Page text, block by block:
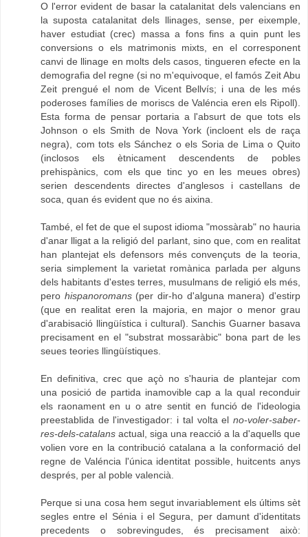
O l'error evident de basar la catalanitat dels valencians en
la suposta catalanitat dels llinages, sense, per eixemple,
haver estudiat (crec) massa a fons fins a quin punt les
conversions o els matrimonis mixts, en el corresponent
canvi de llinage en molts dels casos, tingueren efecte en la
demografia del regne (si no m'equivoque, el famós Zeit Abu
Zeit prengué el nom de Vicent Bellvís; i una de les més
poderoses famílies de moriscs de Valéncia eren els Ripoll).
Esta forma de pensar portaria a l'absurt de que tots els
Johnson o els Smith de Nova York (incloent els de raça
negra), com tots els Sánchez o els Soria de Lima o Quito
(inclosos els ètnicament descendents de pobles
prehispànics, com els que tinc yo en les meues obres)
serien descendents directes d'anglesos i castellans de
soca, quan és evident que no és aixina.
També, el fet de que el supost idioma "mossàrab" no hauria
d'anar lligat a la religió del parlant, sino que, com en realitat
han plantejat els defensors més convençuts de la teoria,
seria simplement la varietat romànica parlada per alguns
dels habitants d'estes terres, musulmans de religió els més,
pero hispanoromans(per dir-ho d'alguna manera) d'estirp
(que en realitat eren la majoria, en major o menor grau
d'arabisació llingüística i cultural). Sanchis Guarner basava
precisament en el "substrat mossaràbic" bona part de les
seues teories llingüístiques.
En definitiva, crec que açò no s'hauria de plantejar com
una posició de partida inamovible cap a la qual reconduir
els raonament en u o atre sentit en funció de l'ideologia
preestablida de l'investigador: i tal volta el no-voler-saber-
res-dels-catalans actual, siga una reacció a la d'aquells que
volien vore en la contribució catalana a la conformació del
regne de Valéncia l'única identitat possible, huitcents anys
després, per al poble valencià.
Perque si una cosa hem segut invariablement els últims sèt
segles entre el Sénia i el Segura, per damunt d'identitats
precedents o sobrevingudes, és precisament això: